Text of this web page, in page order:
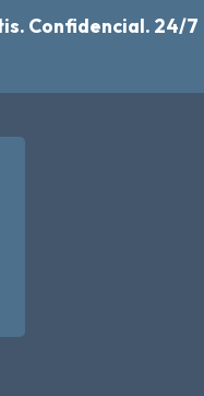
Confidencial. 24/7